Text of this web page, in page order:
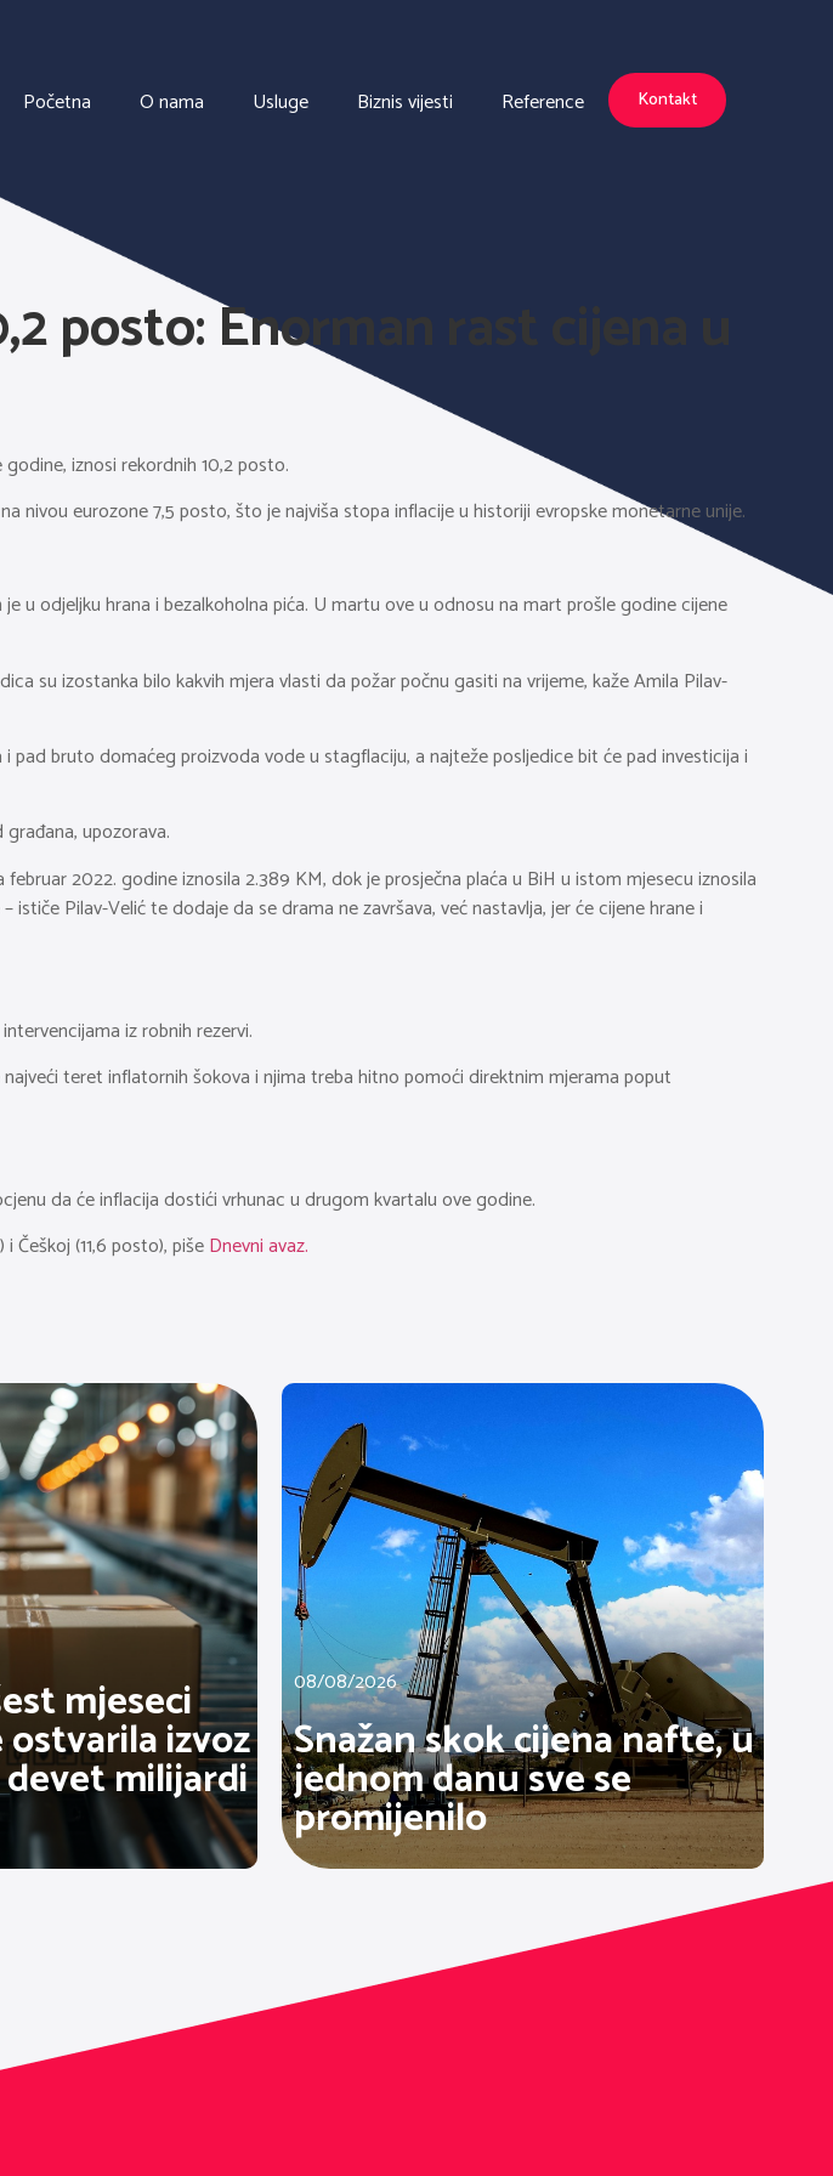
Početna O nama Usluge Biznis vijesti Reference Kontakt
posto: Enorman rast cijena u
iznosi rekordnih 10,2 posto.
nivou eurozone 7,5 posto, što je najviša stopa inflacije u historiji evropske monetarne unije.
u odjeljku hrana i bezalkoholna pića. U martu ove u odnosu na mart prošle godine cijene
su izostanka bilo kakvih mjera vlasti da požar počnu gasiti na vrijeme, kaže Amila Pilav-
bruto domaćeg proizvoda vode u stagflaciju, a najteže posljedice bit će pad investicija i
upozorava.
2022. godine iznosila 2.389 KM, dok je prosječna plaća u BiH u istom mjesecu iznosila
Pilav-Velić te dodaje da se drama ne završava, već nastavlja, jer će cijene hrane i
iz robnih rezervi.
teret inflatornih šokova i njima treba hitno pomoći direktnim mjerama poput
da će inflacija dostići vrhunac u drugom kvartalu ove godine.
Češkoj (11,6 posto), pišeDnevni avaz.
mjeseci
izvoz
milijardi
08/08/2026
Snažan skok cijena nafte, u
jednom danu sve se
promijenilo